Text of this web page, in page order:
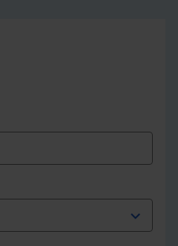
expand_more